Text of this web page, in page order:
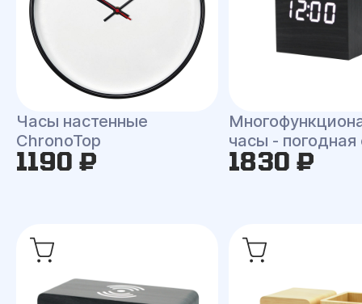
Часы настенные
ChronoTop
1190 ₽
часы - погодная
1830 ₽